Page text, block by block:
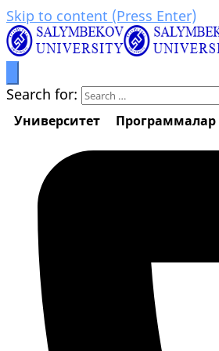
Skip to content (Press Enter)
Салымбеков университет
Билим аркылуу өркүндөө
Search for:
Университет Программалар